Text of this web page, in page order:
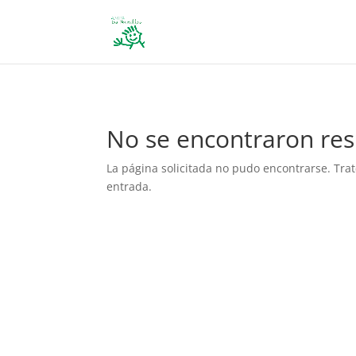
No se encontraron
La página solicitada no pudo encontrarse.
entrada.